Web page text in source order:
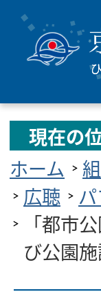
現在の
ホーム
広聴
「都市
び公園